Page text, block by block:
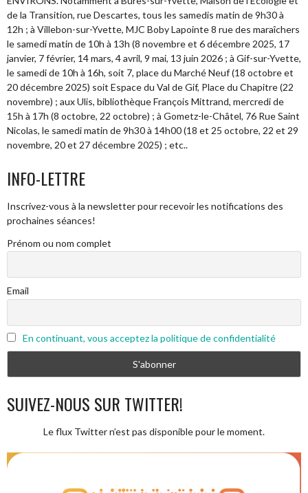
de la Transition, rue Descartes, tous les samedis matin de 9h30 à
12h ; à Villebon-sur-Yvette, MJC Boby Lapointe 8 rue des maraîchers
le samedi matin de 10h à 13h (8 novembre et 6 décembre 2025, 17
janvier, 7 février, 14 mars, 4 avril, 9 mai, 13 juin 2026 ; à Gif-sur-Yvette,
le samedi de 10h à 16h, soit 7, place du Marché Neuf (18 octobre et
20 décembre 2025) soit Espace du Val de Gif, Place du Chapitre (22
novembre) ; aux Ulis, bibliothèque François Mittrand, mercredi de
15h à 17h (8 octobre, 22 octobre) ; à Gometz-le-Châtel, 76 Rue Saint
Nicolas, le samedi matin de 9h30 à 14h00 (18 et 25 octobre, 22 et 29
novembre, 20 et 27 décembre 2025) ; etc..
INFO-LETTRE
Inscrivez-vous à la newsletter pour recevoir les notifications des
prochaines séances!
Prénom ou nom complet
Email
En continuant, vous acceptez la politique de confidentialité
SUIVEZ-NOUS SUR TWITTER!
Le flux Twitter n’est pas disponible pour le moment.